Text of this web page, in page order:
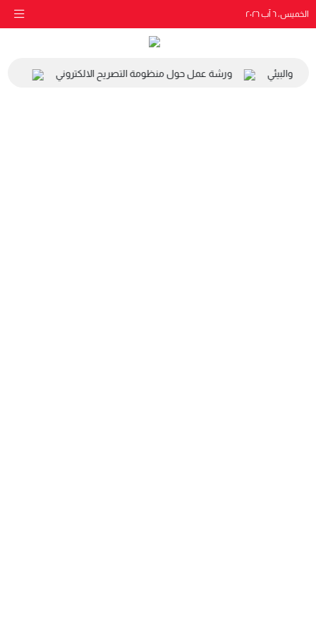
الخميس، ٦ آب ٢٠٢٦
والبيئي ورشة عمل حول منظومة التصريح الالكتروني